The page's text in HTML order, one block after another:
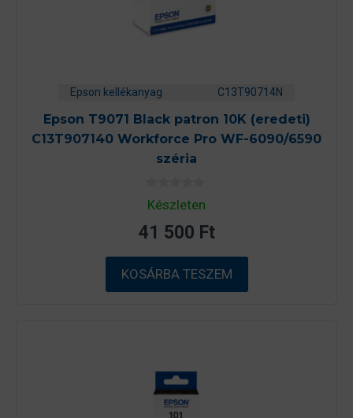
Epson kellékanyag C13T90714N
Epson T9071 Black patron 10K (eredeti)
C13T907140 Workforce Pro WF-6090/6590
széria
0
a
5
-
ő
l
Készleten
41 500 Ft
KOSÁRBA TESZEM